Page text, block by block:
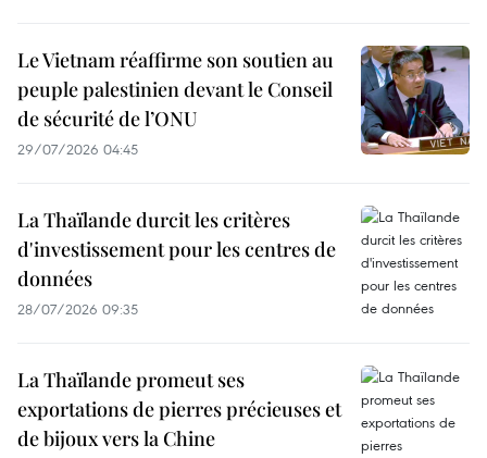
Le Vietnam réaffirme son soutien au
peuple palestinien devant le Conseil
de sécurité de l’ONU
29/07/2026 04:45
La Thaïlande durcit les critères
d'investissement pour les centres de
données
28/07/2026 09:35
La Thaïlande promeut ses
exportations de pierres précieuses et
de bijoux vers la Chine